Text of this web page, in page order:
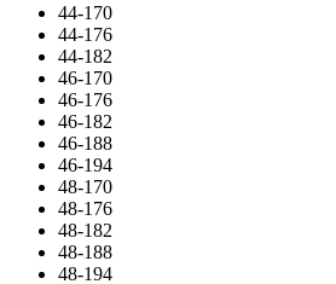
44-170
44-176
44-182
46-170
46-176
46-182
46-188
46-194
48-170
48-176
48-182
48-188
48-194